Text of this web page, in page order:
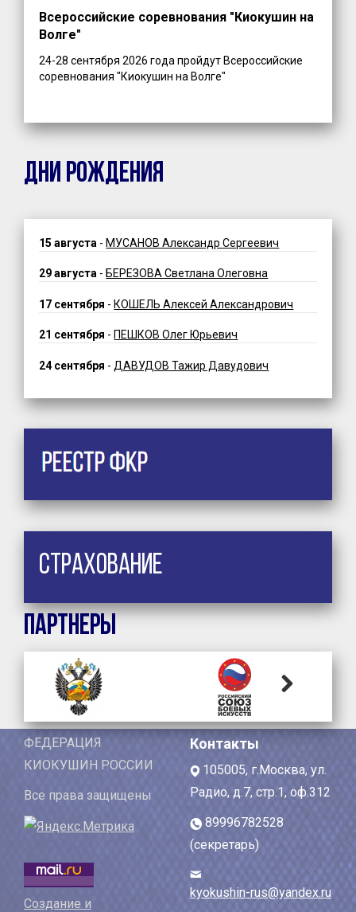
Всероссийские соревнования "Киокушин на
Волге"
24-28 сентября 2026 года пройдут Всероссийские
соревнования "Киокушин на Волге"
ДНИ РОЖДЕНИЯ
15 августа - МУСАНОВ Александр Сергеевич
29 августа - БЕРЕЗОВА Светлана Олеговна
17 сентября - КОШЕЛЬ Алексей Александрович
21 сентября - ПЕШКОВ Олег Юрьевич
24 сентября - ДАВУДОВ Тажир Давудович
Страхование
Партнеры
ФЕДЕРАЦИЯ
КИОКУШИН РОССИИ
Все права защищены
Создание и
Контакты
105005, г.Москва, ул.
Радио, д.7, стр.1, оф.312
89996782528
(секретарь)
kyokushin-rus@yandex.ru